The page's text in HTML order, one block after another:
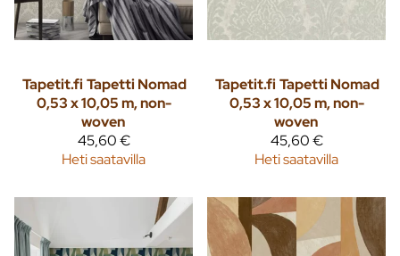
Tapetit.fiTapetti Nomad
0,53 x 10,05 m, non-
woven
45,60 €
Heti saatavilla
Tapetit.fiTapetti Nomad
0,53 x 10,05 m, non-
woven
45,60 €
Heti saatavilla